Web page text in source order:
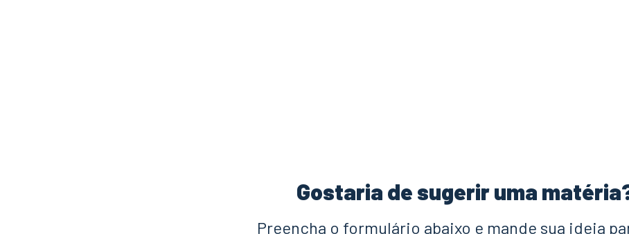
Gostaria de sugerir uma
Preencha o formulário abaixo e mande sua ideia